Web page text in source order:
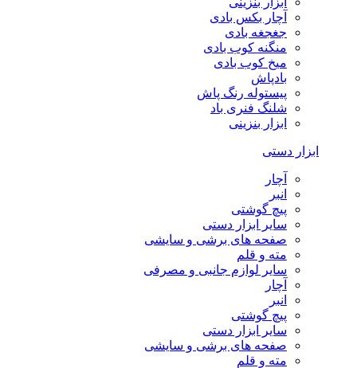
آچار بکس بادی
جغجغه بادی
منگنه کوب بادی
میخ کوب بادی
بادپاش
پیستوله رنگ پاش
شلنگ فنری باد
ابزار بنزینی
ابزار دستی
آچار
انبر
پیچ گوشتی
سایر ابزار دستی
صفحه های برشی و سایشی
مته و قلم
سایر لوازم جانبی و مصرفی
آچار
انبر
پیچ گوشتی
سایر ابزار دستی
صفحه های برشی و سایشی
مته و قلم